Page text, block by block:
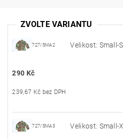
ZVOLTE VARIANTU
727/SMA2 Velikost: Small-
290 Kč
239,67 Kč bez DPH
727/SMA3 Velikost: Small-